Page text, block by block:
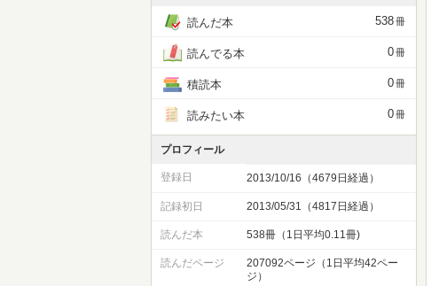
読んだ本 538冊
読んでる本 0冊
積読本 0冊
読みたい本 0冊
プロフィール
登録日 2013/10/16（4679日経過）
記録初日 2013/05/31（4817日経過）
読んだ本 538冊（1日平均0.11冊)
読んだページ
207092ページ（1日平均42ペー
ジ）